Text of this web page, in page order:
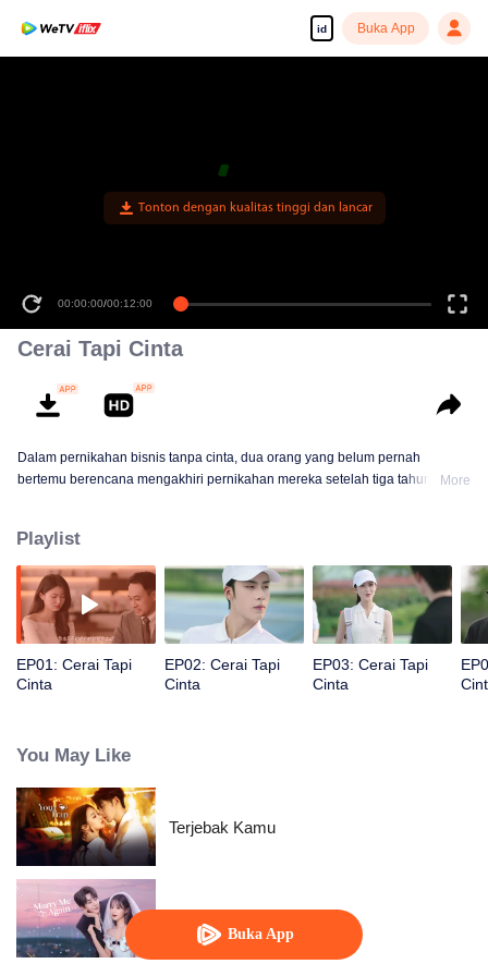
id Buka App
Buka App
Tonton dengan kualitas tinggi dan lancar
00:00:00/00:12:00
Cerai Tapi Cinta
Dalam pernikahan bisnis tanpa cinta, dua orang yang belum pernah
bertemu berencana mengakhiri pernikahan mereka setelah tiga tahun.
selamanya.
More
Playlist
EP01: Cerai Tapi
Cinta
EP02: Cerai Tapi
Cinta
EP03: Cerai Tapi
Cinta
You May Like
Terjebak Kamu